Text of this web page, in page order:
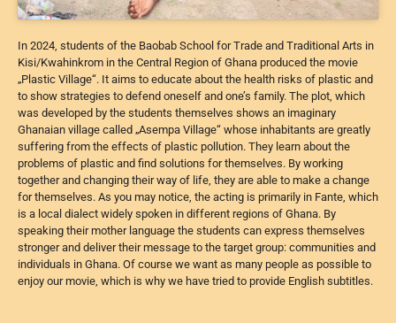
In 2024, students of the Baobab School for Trade and Traditional Arts in
Kisi/Kwahinkrom in the Central Region of Ghana produced the movie
„Plastic Village“. It aims to educate about the health risks of plastic and
to show strategies to defend oneself and one’s family. The plot, which
was developed by the students themselves shows an imaginary
Ghanaian village called „Asempa Village“ whose inhabitants are greatly
suffering from the effects of plastic pollution. They learn about the
problems of plastic and find solutions for themselves. By working
together and changing their way of life, they are able to make a change
for themselves. As you may notice, the acting is primarily in Fante, which
is a local dialect widely spoken in different regions of Ghana. By
speaking their mother language the students can express themselves
stronger and deliver their message to the target group: communities and
individuals in Ghana. Of course we want as many people as possible to
enjoy our movie, which is why we have tried to provide English subtitles.